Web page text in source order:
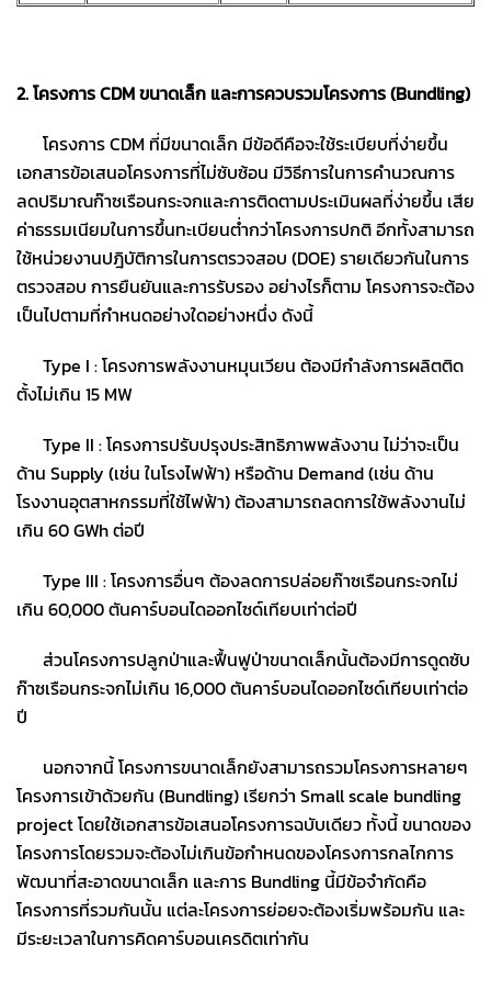
2. โครงการ CDM ขนาดเล็ก และการควบรวมโครงการ (Bundling)
โครงการ CDM ที่มีขนาดเล็ก มีข้อดีคือจะใช้ระเบียบที่ง่ายขึ้น
เอกสารข้อเสนอโครงการที่ไม่ซับซ้อน มีวิธีการในการคำนวณการ
ลดปริมาณก๊าซเรือนกระจกและการติดตามประเมินผลที่ง่ายขึ้น เสีย
ค่าธรรมเนียมในการขึ้นทะเบียนต่ำกว่าโครงการปกติ อีกทั้งสามารถ
ใช้หน่วยงานปฎิบัติการในการตรวจสอบ (DOE) รายเดียวกันในการ
ตรวจสอบ การยืนยันและการรับรอง อย่างไรก็ตาม โครงการจะต้อง
เป็นไปตามที่กำหนดอย่างใดอย่างหนึ่ง ดังนี้
Type I : โครงการพลังงานหมุนเวียน ต้องมีกำลังการผลิตติด
ตั้งไม่เกิน 15 MW
Type II : โครงการปรับปรุงประสิทธิภาพพลังงาน ไม่ว่าจะเป็น
ด้าน Supply (เช่น ในโรงไฟฟ้า) หรือด้าน Demand (เช่น ด้าน
โรงงานอุตสาหกรรมที่ใช้ไฟฟ้า) ต้องสามารถลดการใช้พลังงานไม่
เกิน 60 GWh ต่อปี
Type III : โครงการอื่นๆ ต้องลดการปล่อยก๊าซเรือนกระจกไม่
เกิน 60,000 ตันคาร์บอนไดออกไซด์เทียบเท่าต่อปี
ส่วนโครงการปลูกป่าและฟื้นฟูป่าขนาดเล็กนั้นต้องมีการดูดซับ
ก๊าซเรือนกระจกไม่เกิน 16,000 ตันคาร์บอนไดออกไซด์เทียบเท่าต่อ
ปี
นอกจากนี้ โครงการขนาดเล็กยังสามารถรวมโครงการหลายๆ
โครงการเข้าด้วยกัน (Bundling) เรียกว่า Small scale bundling
project โดยใช้เอกสารข้อเสนอโครงการฉบับเดียว ทั้งนี้ ขนาดของ
โครงการโดยรวมจะต้องไม่เกินข้อกำหนดของโครงการกลไกการ
พัฒนาที่สะอาดขนาดเล็ก และการ Bundling นี้มีข้อจำกัดคือ
โครงการที่รวมกันนั้น แต่ละโครงการย่อยจะต้องเริ่มพร้อมกัน และ
มีระยะเวลาในการคิดคาร์บอนเครดิตเท่ากัน